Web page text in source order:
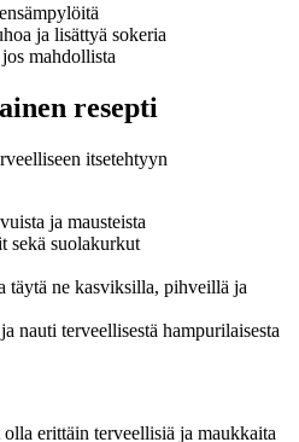
ja lisättyä sokeria
mahdollista
resepti
itsetehtyyn
ja mausteista
sekä suolakurkut
täytä ne kasviksilla, pihveillä ja
nauti terveellisestä hampurilaisesta
erittäin terveellisiä ja maukkaita